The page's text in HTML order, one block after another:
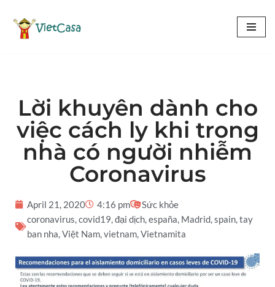
Chuyển
Lời khuyên dành cho
việc cách ly khi trong
nhà có người nhiễm
Coronavirus
April 21, 2020 4:16 pm
Sức khỏe
coronavirus,covid19,đại dịch,españa, Madrid,spain,tay
ban nha,Việt Nam,vietnam,Vietnamita